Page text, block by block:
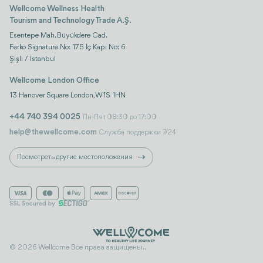
Wellcome Wellness Health
Tourism and Technology Trade A.Ş.
Esentepe Mah. Büyükdere Cad.
Ferko Signature No: 175 İç Kapı No: 6
Şişli / İstanbul
Wellcome London Office
13 Hanover Square London, W1S 1HN
+44 740 394 0025 Пн-Пят 08:30 до 17:00
help@thewellcome.com Служба поддержки 7/24
Посмотреть другие местоположения
© 2026 Wellcome Все права защищены..